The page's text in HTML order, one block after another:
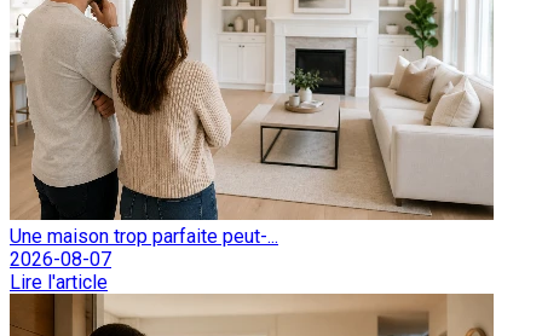
Une maison trop parfaite peut-...
2026-08-07
Lire l'article